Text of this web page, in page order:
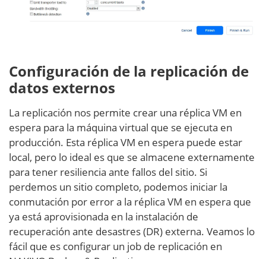
Configuración de la replicación de
datos externos
La replicación nos permite crear una réplica VM en
espera para la máquina virtual que se ejecuta en
producción. Esta réplica VM en espera puede estar
local, pero lo ideal es que se almacene externamente
para tener resiliencia ante fallos del sitio. Si
perdemos un sitio completo, podemos iniciar la
conmutación por error a la réplica VM en espera que
ya está aprovisionada en la instalación de
recuperación ante desastres (DR) externa. Veamos lo
fácil que es configurar un job de replicación en